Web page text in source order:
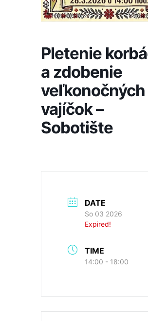
Pletenie
a zdobenie
veľkonočných
vajíčok –
Sobotište
DATE
So 03 2026
Expired!
TIME
14:00 - 18:00